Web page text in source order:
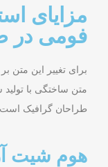
مزایای
فومی در
برای تغییر این متن
متن ساختگی با
طراحان گرافیک است.
هوم شیت